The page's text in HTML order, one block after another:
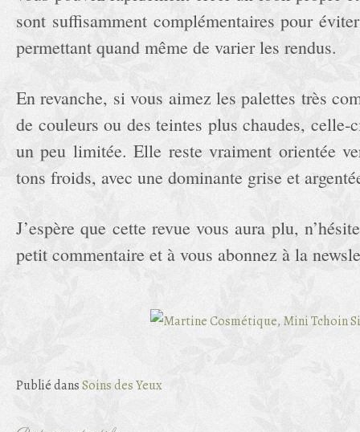
sont suffisamment complémentaires pour
permettant quand même de varier les rendus.
En revanche, si vous aimez les palettes très
de couleurs ou des teintes plus chaudes, celle-
un peu limitée. Elle reste vraiment orientée
tons froids, avec une dominante grise et
J’espère que cette revue vous aura plu,
petit commentaire et à vous abonnez à la
Publié dansSoins des Yeux